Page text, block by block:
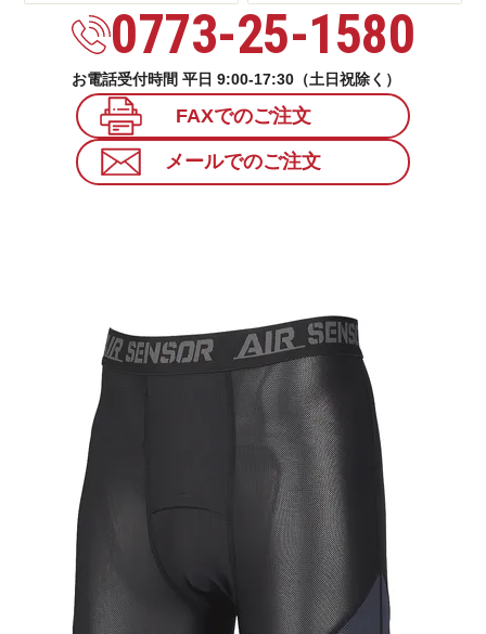
0773-25-1580
お電話受付時間 平日 9:00-17:30（土日祝除く）
FAXでのご注文
メールでのご注文